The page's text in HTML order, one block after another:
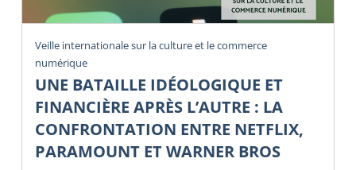
Veille internationale sur la culture et le commerce
numérique
UNE BATAILLE IDÉOLOGIQUE ET
FINANCIÈRE APRÈS L’AUTRE : LA
CONFRONTATION ENTRE NETFLIX,
PARAMOUNT ET WARNER BROS